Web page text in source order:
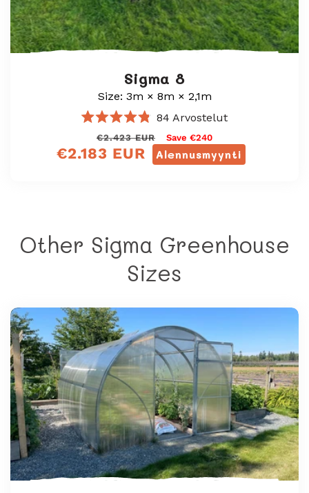
Sigma 8
Size: 3m × 8m × 2,1m
4.8
/
5
84 Arvostelut
Normaali
hinta
€2.423 EUR Save €240
Alennusmyynti
Myyntihinta
€2.183 EUR
Other Sigma Greenhouse
Sizes